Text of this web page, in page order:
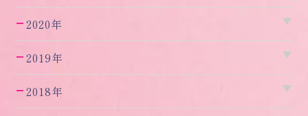
2020年
2019年
2018年